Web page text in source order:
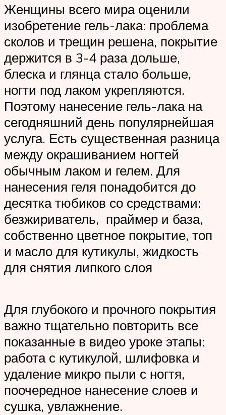
Женщины всего мира оценили
изобретение гель-лака: проблема
сколов и трещин решена, покрытие
держится в 3-4 раза дольше,
блеска и глянца стало больше,
ногти под лаком укрепляются.
Поэтому нанесение гель-лака на
сегодняшний день популярнейшая
услуга. Есть существенная разница
между окрашиванием ногтей
обычным лаком и гелем. Для
нанесения геля понадобится до
десятка тюбиков со средствами:
безжириватель, праймер и база,
собственно цветное покрытие, топ
и масло для кутикулы, жидкость
для снятия липкого слоя
Для глубокого и прочного покрытия
важно тщательно повторить все
показанные в видео уроке этапы:
работа с кутикулой, шлифовка и
удаление микро пыли с ногтя,
поочередное нанесение слоев и
сушка, увлажнение.